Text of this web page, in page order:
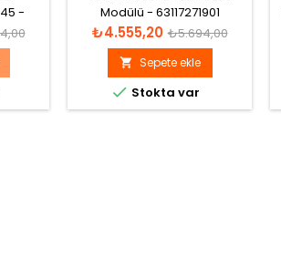
-
Modülü - 63117271901
- 7271901
Fiyat
₺4.555,20 Normal
fiyat
₺5.694,00
 Sepete ekle
 Stokta var